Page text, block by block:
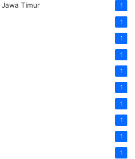
Jawa Timur 1
1
1
1
1
1
1
1
1
1